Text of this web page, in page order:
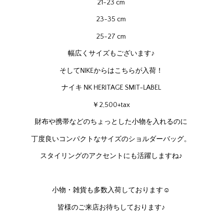
21-23 cm
23-35 cm
25-27 cm
幅広くサイズもございます♪
そしてNIKEからはこちらが入荷！
ナイキ NK HERITAGE SMIT-LABEL
￥2,500+tax
財布や携帯などのちょっとした小物を入れるのに
丁度良いコンパクトなサイズのショルダーバッグ。
スタイリングのアクセントにも活躍しますね♪
小物・雑貨も多数入荷しております☺
皆様のご来店お待ちしております♪